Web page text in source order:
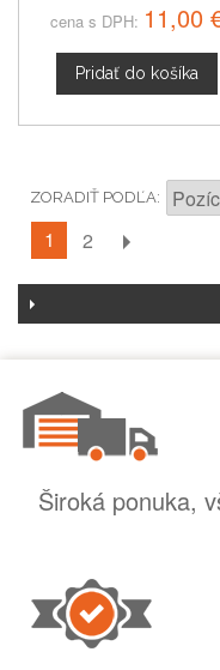
cena s DPH: 11,00
Pridať do košíka
ZORADIŤ PODĽA
1 2
Široká ponuka,